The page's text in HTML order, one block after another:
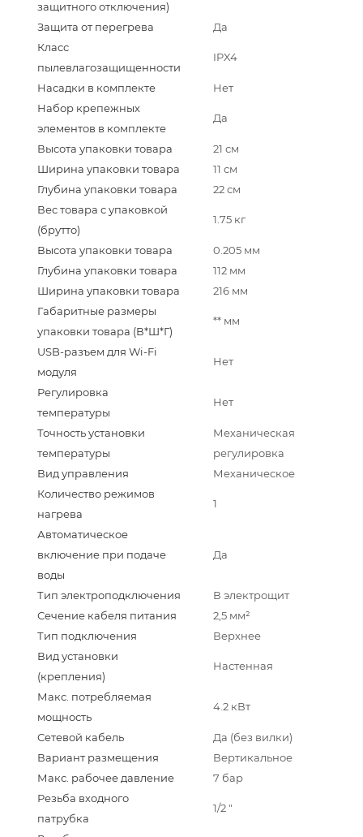
защитного отключения)
Защита от перегрева
Да
Класс
пылевлагозащищенности
IPX4
Насадки в комплекте
Нет
Набор крепежных
элементов в комплекте
Да
Высота упаковки товара
21 см
Ширина упаковки товара
11 см
Глубина упаковки товара
22 см
Вес товара с упаковкой
(брутто)
1.75 кг
Высота упаковки товара
0.205 мм
Глубина упаковки товара
112 мм
Ширина упаковки товара
216 мм
Габаритные размеры
упаковки товара (В*Ш*Г)
** мм
USB-разъем для Wi-Fi
модуля
Нет
Регулировка
температуры
Нет
Точность установки
температуры
Механическая
регулировка
Вид управления
Механическое
Количество режимов
нагрева
1
Автоматическое
включение при подаче
воды
Да
Тип электроподключения
В электрощит
Сечение кабеля питания
2,5 мм²
Тип подключения
Верхнее
Вид установки
(крепления)
Настенная
Макс. потребляемая
мощность
4.2 кВт
Сетевой кабель
Да (без вилки)
Вариант размещения
Вертикальное
Макс. рабочее давление
7 бар
Резьба входного
патрубка
1/2 "